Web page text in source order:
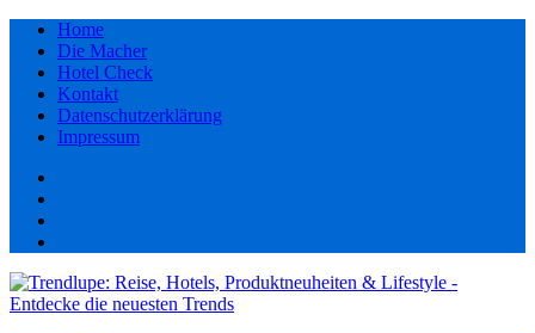
Home
Die Macher
Hotel Check
Kontakt
Datenschutzerklärung
Impressum